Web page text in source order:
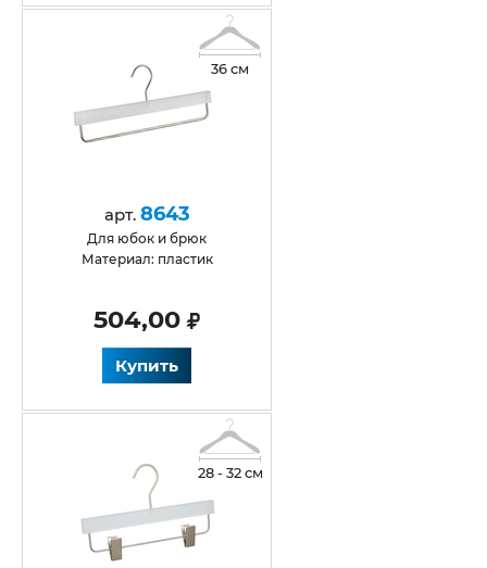
36 см
арт. 8643
для юбок и брюк
Материал: пластик
504,00
Купить
28 - 32 см